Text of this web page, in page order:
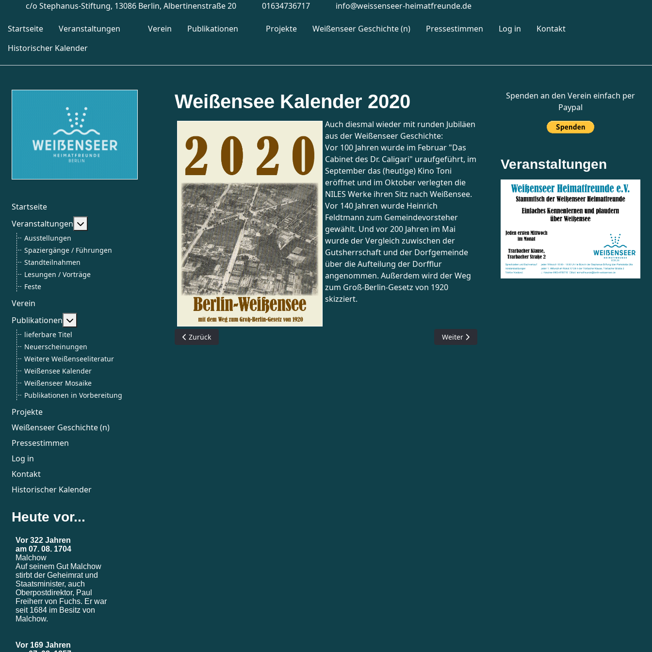
c/o Stephanus-Stiftung, 13086 Berlin, Albertinenstraße 20 01634736717 info@weissenseer-heimatfreunde.de
Startseite Veranstaltungen Verein Publikationen Projekte Weißenseer Geschichte (n) Pressestimmen Log in
Kontakt
Historischer Kalender
Startseite
Veranstaltungen
Weitere Informationen: Veranstaltungen
Ausstellungen
Spaziergänge / Führungen
Standteilnahmen
Lesungen / Vorträge
Feste
Verein
Publikationen
Weitere Informationen: Publikationen
lieferbare Titel
Neuerscheinungen
Weitere Weißenseeliteratur
Weißensee Kalender
Weißenseer Mosaike
Publikationen in Vorbereitung
Projekte
Weißenseer Geschichte (n)
Pressestimmen
Log in
Kontakt
Historischer Kalender
Heute vor...
Weißensee Kalender 2020
Auch diesmal wieder mit runden Jubiläen
aus der Weißenseer Geschichte:
Vor 100 Jahren wurde im Februar "Das
Cabinet des Dr. Caligari" uraufgeführt, im
September das (heutige) Kino Toni
eröffnet und im Oktober verlegten die
NILES Werke ihren Sitz nach Weißensee.
Vor 140 Jahren wurde Heinrich
Feldtmann zum Gemeindevorsteher
gewählt. Und vor 200 Jahren im Mai
wurde der Vergleich zuwischen der
Gutsherrschaft und der Dorfgemeinde
über die Aufteilung der Dorfflur
angenommen. Außerdem wird der Weg
zum Groß-Berlin-Gesetz von 1920
skizziert.
Vorheriger Beitrag: Weißensee Kalender 2021
Zurück Nächster Beitrag: Weißensee Kalender 2019
Weiter
Spenden an den Verein einfach per
Paypal
Veranstaltungen